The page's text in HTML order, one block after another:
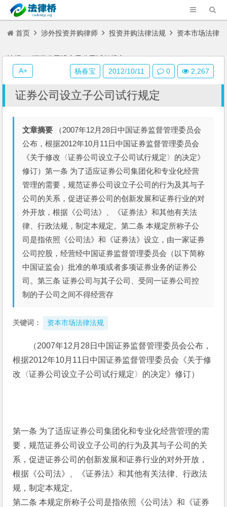
首页 涉外投资并购律师 投资并购法律法规 资本市场法律
法规 证券公司设立子公司试行规定
证券公司设立子公司试行规定
文章摘要 （2007年12月28日中国证券监督管理委员会
公布，根据2012年10月11日中国证券监督管理委员会
《关于修改〈证券公司设立子公司试行规定〉的决定》
修订）第一条 为了适应证券公司集团化和专业化经营
管理的需要，规范证券公司设立子公司的行为及其与子
公司的关系，促进证券公司的创新发展和证券行业的对
外开放，根据《公司法》、《证券法》和其他有关法
律、行政法规，制定本规定。第二条 本规定所称子公
司是指依照《公司法》和《证券法》设立，由一家证券
公司控股，经营经中国证券监督管理委员会（以下简称
中国证监会）批准的单项或者多项证券业务的证券公
司。第三条 证券公司与其子公司、受同一证券公司控
制的子公司之间不得经营存
关键词： 资本市场法律法规
（2007年12月28日中国证券监督管理委员会公布，
根据2012年10月11日中国证券监督管理委员会《关于修
改〈证券公司设立子公司试行规定〉的决定》修订）
第一条 为了适应证券公司集团化和专业化经营管理的需
要，规范证券公司设立子公司的行为及其与子公司的关
系，促进证券公司的创新发展和证券行业的对外开放，
根据《公司法》、《证券法》和其他有关法律、行政法
规，制定本规定。
第二条 本规定所称子公司是指依照《公司法》和《证券
杨春宝 2012/10/11 0 2,267
A+